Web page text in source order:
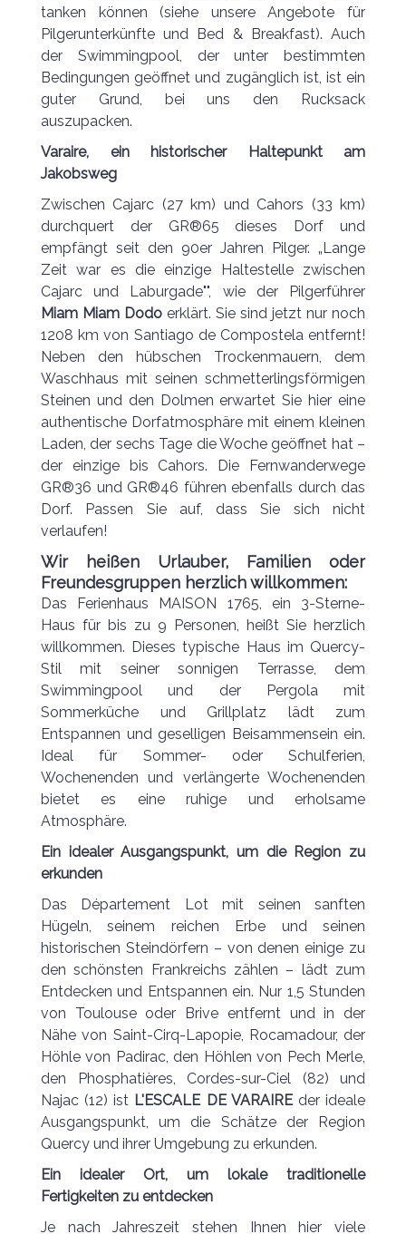
tanken können (siehe unsere Angebote für
Pilgerunterkünfte und Bed & Breakfast). Auch
der Swimmingpool, der unter bestimmten
Bedingungen geöffnet und zugänglich ist, ist ein
guter Grund, bei uns den Rucksack
auszupacken.
Varaire, ein historischer Haltepunkt am
Jakobsweg
Zwischen Cajarc (27 km) und Cahors (33 km)
durchquert der GR®65 dieses Dorf und
empfängt seit den 90er Jahren Pilger. „Lange
Zeit war es die einzige Haltestelle zwischen
Cajarc und Laburgade"", wie der Pilgerführer
Miam Miam Dodo erklärt. Sie sind jetzt nur noch
1208 km von Santiago de Compostela entfernt!
Neben den hübschen Trockenmauern, dem
Waschhaus mit seinen schmetterlingsförmigen
Steinen und den Dolmen erwartet Sie hier eine
authentische Dorfatmosphäre mit einem kleinen
Laden, der sechs Tage die Woche geöffnet hat –
der einzige bis Cahors. Die Fernwanderwege
GR®36 und GR®46 führen ebenfalls durch das
Dorf. Passen Sie auf, dass Sie sich nicht
verlaufen!
Wir heißen Urlauber, Familien oder
Freundesgruppen herzlich willkommen:
Das Ferienhaus MAISON 1765, ein 3-Sterne-
Haus für bis zu 9 Personen, heißt Sie herzlich
willkommen. Dieses typische Haus im Quercy-
Stil mit seiner sonnigen Terrasse, dem
Swimmingpool und der Pergola mit
Sommerküche und Grillplatz lädt zum
Entspannen und geselligen Beisammensein ein.
Ideal für Sommer- oder Schulferien,
Wochenenden und verlängerte Wochenenden
bietet es eine ruhige und erholsame
Atmosphäre.
Ein idealer Ausgangspunkt, um die Region zu
erkunden
Das Département Lot mit seinen sanften
Hügeln, seinem reichen Erbe und seinen
historischen Steindörfern – von denen einige zu
den schönsten Frankreichs zählen – lädt zum
Entdecken und Entspannen ein. Nur 1,5 Stunden
von Toulouse oder Brive entfernt und in der
Nähe von Saint-Cirq-Lapopie, Rocamadour, der
Höhle von Padirac, den Höhlen von Pech Merle,
den Phosphatières, Cordes-sur-Ciel (82) und
Najac (12) ist L'ESCALE DE VARAIREder ideale
Ausgangspunkt, um die Schätze der Region
Quercy und ihrer Umgebung zu erkunden.
Ein idealer Ort, um lokale traditionelle
Fertigkeiten zu entdecken
Je nach Jahreszeit stehen Ihnen hier viele